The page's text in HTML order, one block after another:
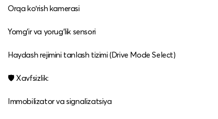
Orqa koʻrish kamerasi
Yomg‘ir va yorug‘lik sensori
Haydash rejimini tanlash tizimi (Drive Mode Select)
🛡️ Xavfsizlik:
Immobilizator va signalizatsiya